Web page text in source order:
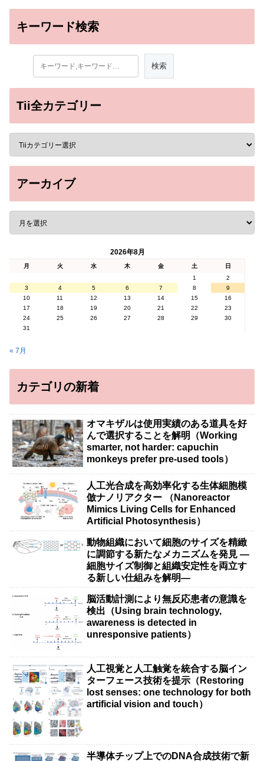
キーワード検索
Tii全カテゴリー
アーカイブ
2026年8月
月 火 水 木 金 土
日
1
2
3
4 5 6 7 8
9
10
11 12 13 14 15
16
17
18 19 20 21 22
23
24
25 26 27 28 29
30
31
« 7月
カテゴリの新着
オマキザルは使用実績のある道具を好
んで選択することを解明（Working
smarter, not harder: capuchin
monkeys prefer pre-used tools）
人工光合成を高効率化する生体細胞模
倣ナノリアクター （Nanoreactor
Mimics Living Cells for Enhanced
Artificial Photosynthesis）
動物組織において細胞のサイズを精緻
に調節する新たなメカニズムを発見 ―
細胞サイズ制御と組織安定性を両立す
る新しい仕組みを解明―
脳活動計測により無反応患者の意識を
検出（Using brain technology,
awareness is detected in
unresponsive patients）
人工視覚と人工触覚を統合する脳イン
ターフェース技術を提示（Restoring
lost senses: one technology for both
artificial vision and touch）
半導体チップ上でのDNA合成技術で新